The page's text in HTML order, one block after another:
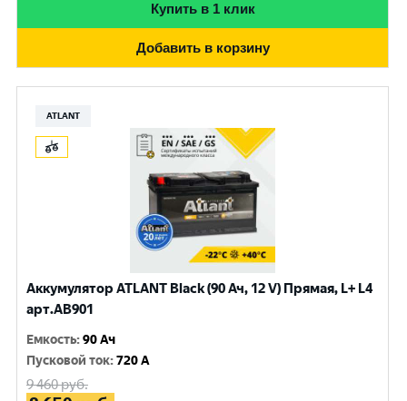
Купить в 1 клик
Добавить в корзину
ATLANT
Аккумулятор ATLANT Black (90 Ач, 12 V) Прямая, L+ L4
арт.AB901
Емкость:90 Ач
Пусковой ток:720 A
9 460руб.